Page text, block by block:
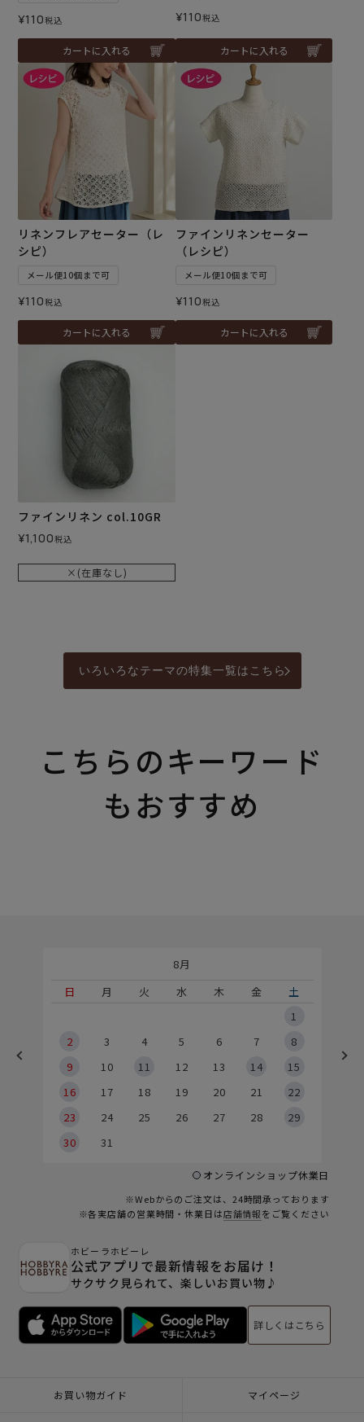
¥110税込
カートに入れる
¥110税込
カートに入れる
リネンフレアセーター（レ
シピ）
メール便10個まで可
¥110税込
カートに入れる
ファインリネンセーター
（レシピ）
メール便10個まで可
¥110税込
カートに入れる
ファインリネン col.10GR
¥1,100税込
×(在庫なし)
いろいろなテーマの特集一覧はこちら
こちらのキーワード
もおすすめ
8月
日
月 火 水 木 金
土
1
2
3 4 5 6 7
8
9
10 11 12 13 14
15
16
17 18 19 20 21
22
23
24 25 26 27 28
29
30
31
オンラインショップ休業日
※Webからのご注文は、24時間承っております
※各実店舗の営業時間・休業日は店舗情報をご覧ください
ホビーラホビーレ
公式アプリで最新情報をお届け！
サクサク見られて、楽しいお買い物♪
詳しくはこちら
お買い物ガイド マイページ